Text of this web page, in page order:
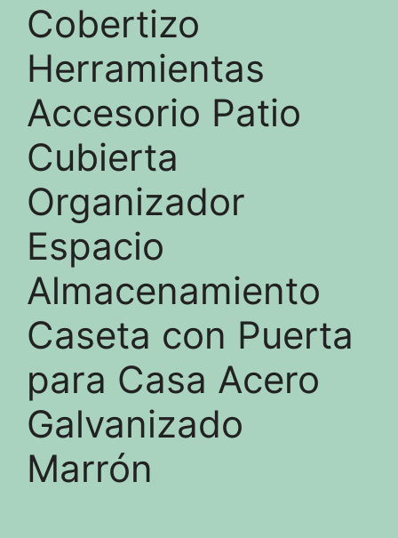
Cobertizo
Herramientas
Accesorio Patio
Cubierta
Organizador
Espacio
Almacenamiento
Caseta con Puerta
para Casa Acero
Galvanizado
Marrón